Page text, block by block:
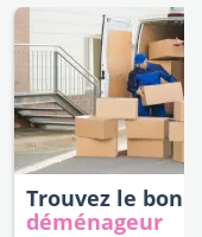
Trouvez le bon
déménageur